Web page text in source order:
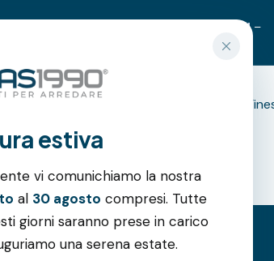
estiva
vi comunichiamo la nostra
al 30 agosto compresi. Tutte
giorni saranno prese in carico
una serena estate.
3701270731–